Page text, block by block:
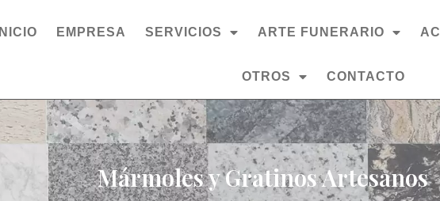
INICIO EMPRESA SERVICIOS ARTE FUNERARIO
OTROS CONTACTO
Mármoles y Gratinos Artesanos